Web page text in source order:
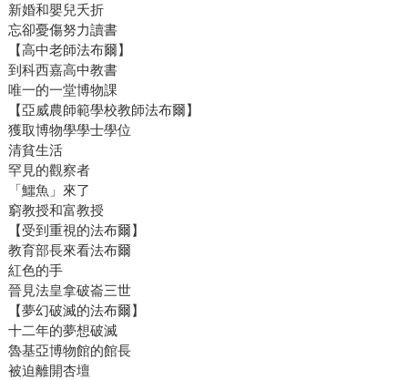
新婚和嬰兒夭折
忘卻憂傷努力讀書
【高中老師法布爾】
到科西嘉高中教書
唯一的一堂博物課
【亞威農師範學校教師法布爾】
獲取博物學學士學位
清貧生活
罕見的觀察者
「鱷魚」來了
窮教授和富教授
【受到重視的法布爾】
教育部長來看法布爾
紅色的手
晉見法皇拿破崙三世
【夢幻破滅的法布爾】
十二年的夢想破滅
魯基亞博物館的館長
被迫離開杏壇